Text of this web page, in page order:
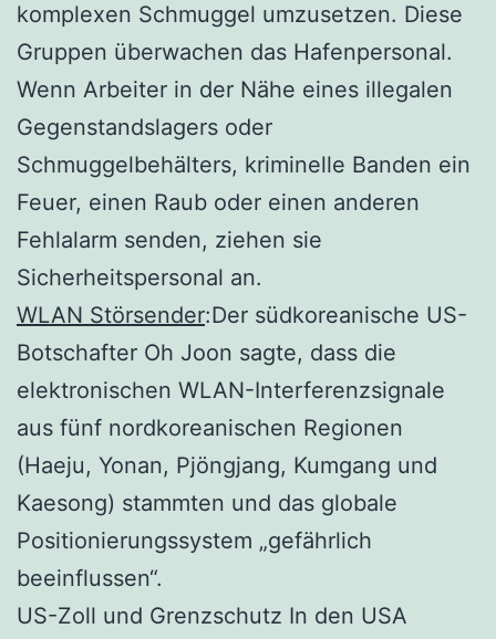
komplexen Schmuggel umzusetzen. Diese
Gruppen überwachen das Hafenpersonal.
Wenn Arbeiter in der Nähe eines illegalen
Gegenstandslagers oder
Schmuggelbehälters, kriminelle Banden ein
Feuer, einen Raub oder einen anderen
Fehlalarm senden, ziehen sie
Sicherheitspersonal an.
WLAN Störsender:Der südkoreanische US-
Botschafter Oh Joon sagte, dass die
elektronischen WLAN-Interferenzsignale
aus fünf nordkoreanischen Regionen
(Haeju, Yonan, Pjöngjang, Kumgang und
Kaesong) stammten und das globale
Positionierungssystem „gefährlich
beeinflussen“.
US-Zoll und Grenzschutz In den USA